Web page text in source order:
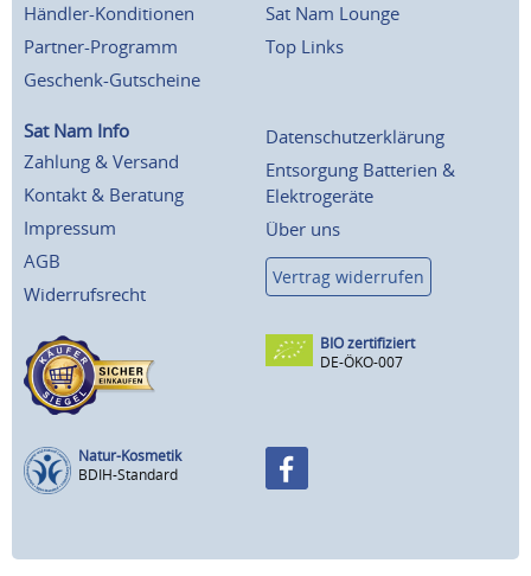
Händler-Konditionen
Partner-Programm
Geschenk-Gutscheine
Sat Nam Lounge
Top Links
Sat Nam Info
Zahlung & Versand
Kontakt & Beratung
Impressum
AGB
Widerrufsrecht
Datenschutzerklärung
Entsorgung Batterien &
Elektrogeräte
Über uns
Vertrag widerrufen
BIO zertifiziert
DE-ÖKO-007
Natur-Kosmetik
BDIH-Standard